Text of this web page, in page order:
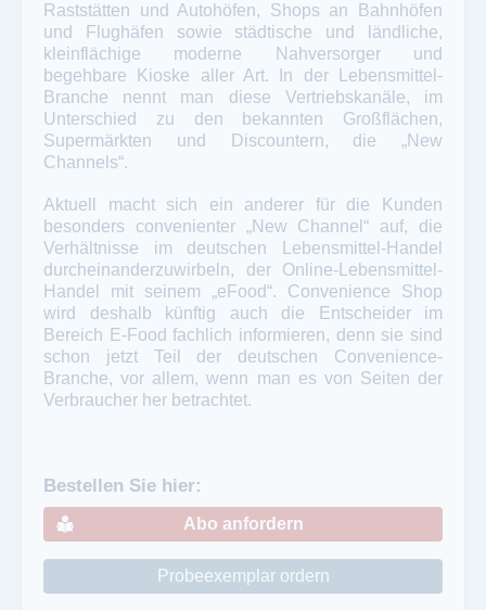
Raststätten und Autohöfen, Shops an Bahnhöfen
und Flughäfen sowie städtische und ländliche,
kleinflächige moderne Nahversorger und
begehbare Kioske aller Art. In der Lebensmittel-
Branche nennt man diese Vertriebskanäle, im
Unterschied zu den bekannten Großflächen,
Supermärkten und Discountern, die „New
Channels“.
Aktuell macht sich ein anderer für die Kunden
besonders convenienter „New Channel“ auf, die
Verhältnisse im deutschen Lebensmittel-Handel
durcheinanderzuwirbeln, der Online-Lebensmittel-
Handel mit seinem „eFood“. Convenience Shop
wird deshalb künftig auch die Entscheider im
Bereich E-Food fachlich informieren, denn sie sind
schon jetzt Teil der deutschen Convenience-
Branche, vor allem, wenn man es von Seiten der
Verbraucher her betrachtet.
Bestellen Sie hier:
Abo anfordern
Probeexemplar ordern